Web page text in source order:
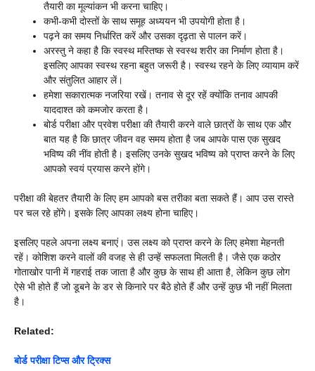
तैयारी का मूल्यांकन भी करना चाहिए।
कभी-कभी दोस्तों के साथ समूह अध्ययन भी उपयोगी होता है।
पढ़ने का समय निर्धारित करें और उसका दृढ़ता से पालन करें।
अरस्तु ने कहा है कि स्वस्थ मस्तिष्क से स्वस्थ शरीर का निर्माण होता है।
इसलिए आपका स्वस्थ रहना बहुत जरूरी है। स्वस्थ रहने के लिए व्यायाम करें
और संतुलित आहार लें।
हमेशा सकारात्मक नजरिया रखें। तनाव से दूर रहें क्योंकि तनाव आपकी
याददाश्त को कमजोर करता है।
बोर्ड परीक्षा और प्रवेश परीक्षा की तैयारी करने वाले छात्रों के साथ एक और
बात यह है कि छात्र जीवन वह समय होता है जब आपके पास एक सुखद
भविष्य की नींव होती है। इसलिए उनके सुखद भविष्य को प्राप्त करने के लिए
आपको स्वयं प्रयास करने होंगे।
परीक्षा की बेहतर तैयारी के लिए हम आपको बस तरीका बता सकते हैं। आप उस रास्ते
पर चल रहे होंगे। इसके लिए आपका लक्ष्य होना चाहिए।
इसलिए पहले अपना लक्ष्य बनाएं। उस लक्ष्य को प्राप्त करने के लिए हमेशा मेहनती
रहें। कोशिश करने वालों की वजह से ही उन्हें सफलता मिलती है। जैसे एक कठोर
गोताखोर पानी में गहराई तक जाता है और कुछ के साथ ही आता है, लेकिन कुछ लोग
ऐसे भी होते हैं जो डूबने के डर से किनारे पर बैठे होते हैं और उन्हें कुछ भी नहीं मिलता
है।
Related:
बोर्ड परीक्षा टिप्स और ट्रिक्स